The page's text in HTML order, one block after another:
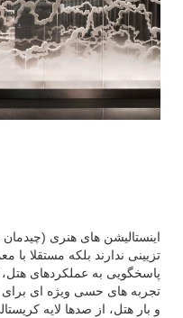
اینستالیشن های هنری
تزیینی ندارند بلکه مستقلا با
پاسخگویی به عملکردهای هتل،
تجربه های حسی ویژه ای برای
و بار هتل، از صدها لایه